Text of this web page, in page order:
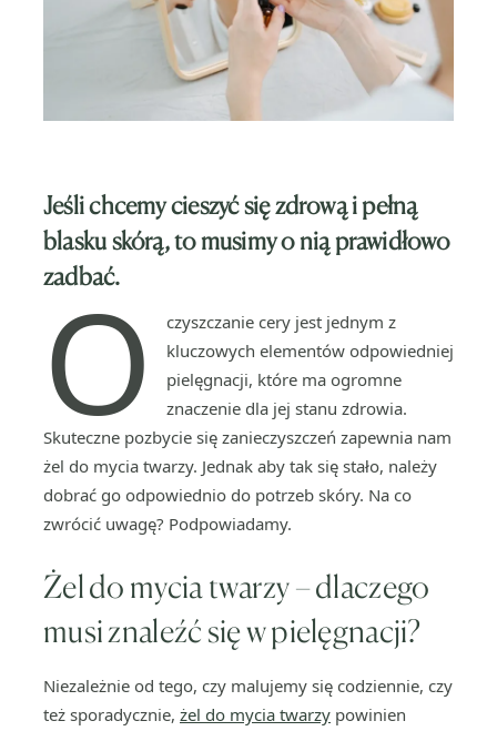
Jeśli chcemy cieszyć się zdrową i pełną
blasku skórą, to musimy o nią prawidłowo
zadbać.
O
czyszczanie cery jest jednym z
kluczowych elementów odpowiedniej
pielęgnacji, które ma ogromne
znaczenie dla jej stanu zdrowia.
Skuteczne pozbycie się zanieczyszczeń zapewnia nam
żel do mycia twarzy. Jednak aby tak się stało, należy
dobrać go odpowiednio do potrzeb skóry. Na co
zwrócić uwagę? Podpowiadamy.
Żel do mycia twarzy – dlaczego
musi znaleźć się w pielęgnacji?
Niezależnie od tego, czy malujemy się codziennie, czy
też sporadycznie, żel do mycia twarzy powinien